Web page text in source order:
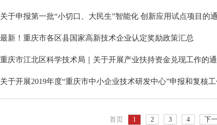
关于申报第一批“小切口、大民生”智能化 创新应用试点项目的
最新！重庆市各区县国家高新技术企业认定奖励政策汇总
重庆市江北区科学技术局｜关于开展产业扶持资金兑现工作的
关于开展2019年度“重庆市中小企业技术研发中心”申报和复核
首页 1 2 3 4 下